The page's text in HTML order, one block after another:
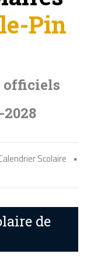
Pin
officiels
Scolaire
•
de